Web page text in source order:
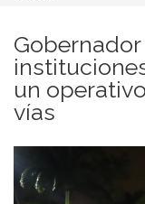
un
vías